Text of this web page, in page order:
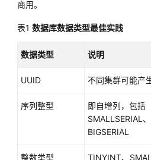
告
品
绍
计
商用。
表1 数据库数据类型最佳实践
数据类型 说明
UUID 不同集群可能产
序列整型
即自增列，包括
SMALLSERIAL、
BIGSERIAL
整数类型
TINYINT、